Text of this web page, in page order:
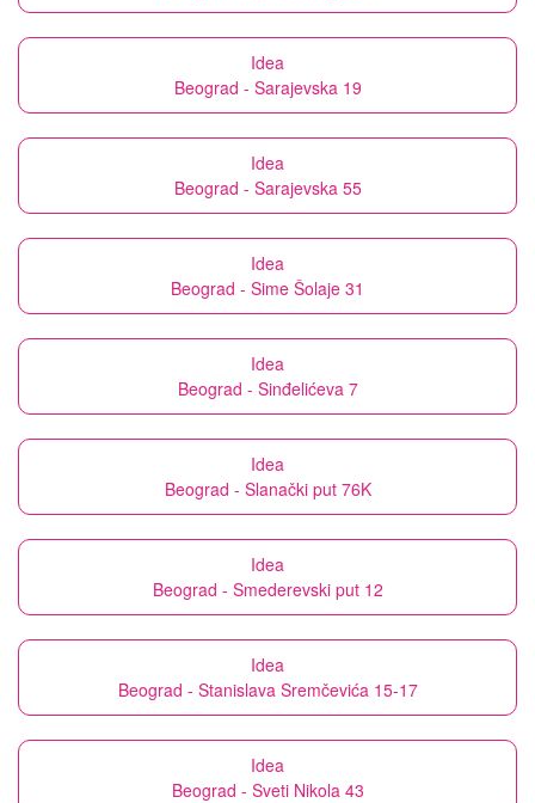
Idea
Beograd - Sarajevska 19
Idea
Beograd - Sarajevska 55
Idea
Beograd - Sime Šolaje 31
Idea
Beograd - Sinđelićeva 7
Idea
Beograd - Slanački put 76K
Idea
Beograd - Smederevski put 12
Idea
Beograd - Stanislava Sremčevića 15-17
Idea
Beograd - Sveti Nikola 43